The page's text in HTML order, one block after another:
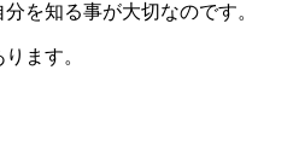
を知る事が大切なのです。
ます。